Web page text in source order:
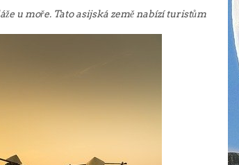
u moře. Tato asijská země nabízí turistům